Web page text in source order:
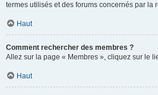
termes utilisés et des forums concernés par la
Haut
Comment rechercher des membres ?
Allez sur la page « Membres », cliquez sur le
Haut